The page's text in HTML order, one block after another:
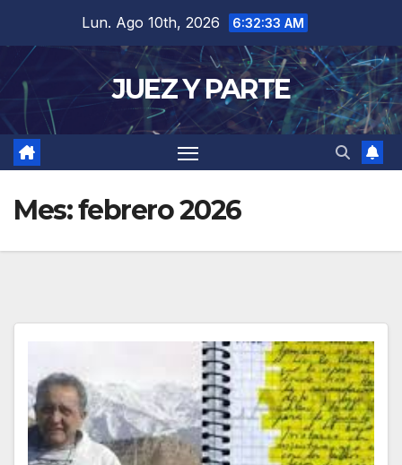
contenido
Lun. Ago 10th, 2026 6:32:33 AM
JUEZ Y PARTE
Mes:febrero 2026